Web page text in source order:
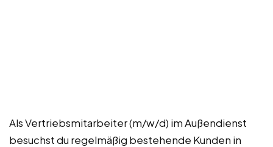
Als Vertriebsmitarbeiter (m/w/d) im Außendienst
besuchst du regelmäßig bestehende Kunden in